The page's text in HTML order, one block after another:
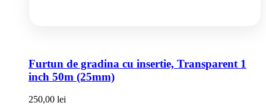
Furtun de gradina cu insertie, Transparent 1
inch 50m (25mm)
250,00 lei